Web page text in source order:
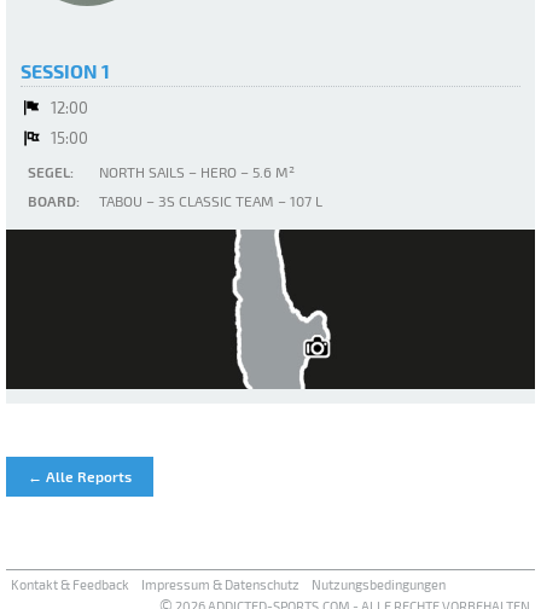
SESSION 1
12:00
15:00
SEGEL:
NORTH SAILS – HERO – 5.6 M²
BOARD:
TABOU – 3S CLASSIC TEAM – 107 L
← Alle Reports
Kontakt & Feedback Impressum & Datenschutz Nutzungsbedingungen
© 2026 ADDICTED-SPORTS.COM - ALLE RECHTE VORBEHALTEN